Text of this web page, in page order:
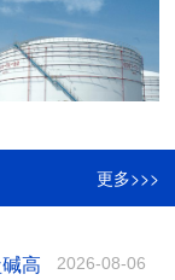
内部腐蚀无解
你说了不算！
更多>>>
高
2026-08-06